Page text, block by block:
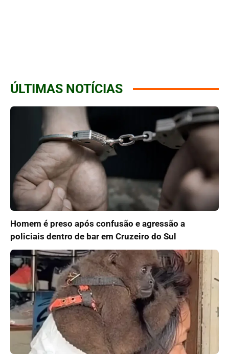
ÚLTIMAS NOTÍCIAS
Homem é preso após confusão e agressão a
policiais dentro de bar em Cruzeiro do Sul